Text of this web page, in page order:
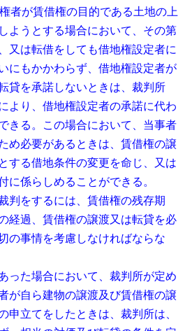
者が賃借権の目的である土地の上
ようとする場合において、その第
又は転借をしても借地権設定者に
にもかかわらず、借地権設定者が
貸を承諾しないときは、裁判所
より、借地権設定者の承諾に代わ
きる。この場合において、当事者
め必要があるときは、賃借権の譲
する借地条件の変更を命じ、又は
に係らしめることができる。
判をするには、賃借権の残存期
経過、賃借権の譲渡又は転貸を必
の事情を考慮しなければならな
った場合において、裁判所が定め
が自ら建物の譲渡及び賃借権の譲
申立てをしたときは、裁判所は、